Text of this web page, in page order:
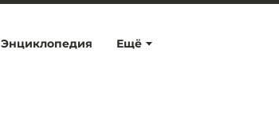
Ещё
Энциклопедия